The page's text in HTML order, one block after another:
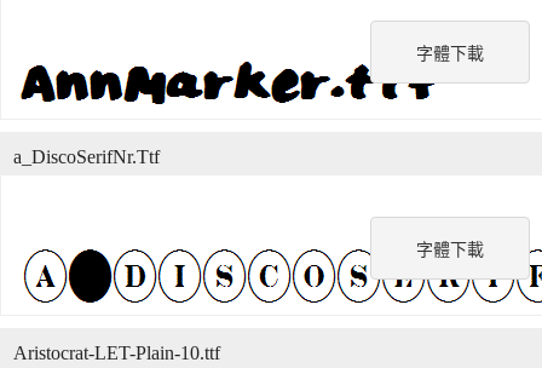
字體下載
字體下載
a_DiscoSerifNr.Ttf
Aristocrat-LET-Plain-10.ttf